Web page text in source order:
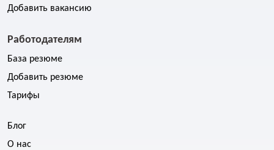
Добавить вакансию
Работодателям
База резюме
Добавить резюме
Тарифы
Блог
О нас